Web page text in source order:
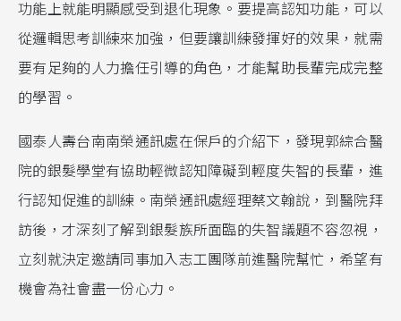
功能上就能明顯感受到退化現象。要提高認知功能，可以
從邏輯思考訓練來加強，但要讓訓練發揮好的效果，就需
要有足夠的人力擔任引導的角色，才能幫助長輩完成完整
的學習。
國泰人壽台南南榮通訊處在保戶的介紹下，發現郭綜合醫
院的銀髮學堂有協助輕微認知障礙到輕度失智的長輩，進
行認知促進的訓練。南榮通訊處經理蔡文翰說，到醫院拜
訪後，才深刻了解到銀髮族所面臨的失智議題不容忽視，
立刻就決定邀請同事加入志工團隊前進醫院幫忙，希望有
機會為社會盡一份心力。